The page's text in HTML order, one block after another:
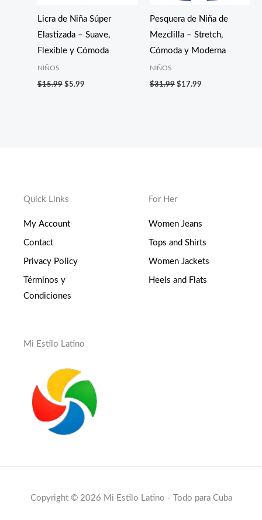
Licra de Niña Súper
Elastizada – Suave,
Flexible y Cómoda
NIÑOS
$15.99 $5.99
Pesquera de Niña de
Mezclilla – Stretch,
Cómoda y Moderna
NIÑOS
$31.99 $17.99
Quick Links
My Account
Contact
Privacy Policy
Términos y
Condiciones
For Her
Women Jeans
Tops and Shirts
Women Jackets
Heels and Flats
Mi Estilo Latino
Copyright © 2026 Mi Estilo Latino - Todo para Cuba